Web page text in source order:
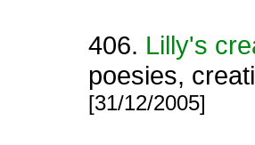
406. Lilly's
poesies,
[31/12/2005]